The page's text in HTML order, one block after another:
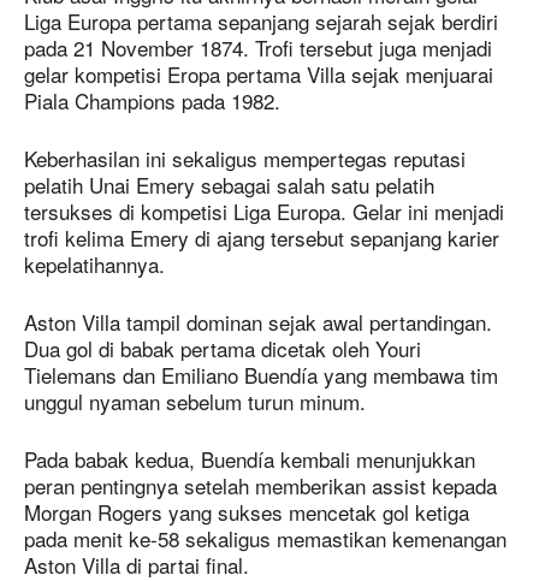
Liga Europa pertama sepanjang sejarah sejak berdiri
pada 21 November 1874. Trofi tersebut juga menjadi
gelar kompetisi Eropa pertama Villa sejak menjuarai
Piala Champions pada 1982.
Keberhasilan ini sekaligus mempertegas reputasi
pelatih Unai Emery sebagai salah satu pelatih
tersukses di kompetisi Liga Europa. Gelar ini menjadi
trofi kelima Emery di ajang tersebut sepanjang karier
kepelatihannya.
Aston Villa tampil dominan sejak awal pertandingan.
Dua gol di babak pertama dicetak oleh Youri
Tielemans dan Emiliano Buendía yang membawa tim
unggul nyaman sebelum turun minum.
Pada babak kedua, Buendía kembali menunjukkan
peran pentingnya setelah memberikan assist kepada
Morgan Rogers yang sukses mencetak gol ketiga
pada menit ke-58 sekaligus memastikan kemenangan
Aston Villa di partai final.